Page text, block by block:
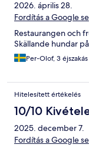
2026. április 28.
Fordítás a Google
Restaurangen och
Skällande hundar
Per-Olof, 3
Hitelesített értékelés
10/10
2025. december 7.
Fordítás a Google